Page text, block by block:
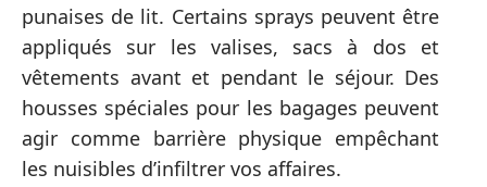
punaises de lit. Certains sprays peuvent être
appliqués sur les valises, sacs à dos et
vêtements avant et pendant le séjour. Des
housses spéciales pour les bagages peuvent
agir comme barrière physique empêchant
les nuisibles d’infiltrer vos affaires.